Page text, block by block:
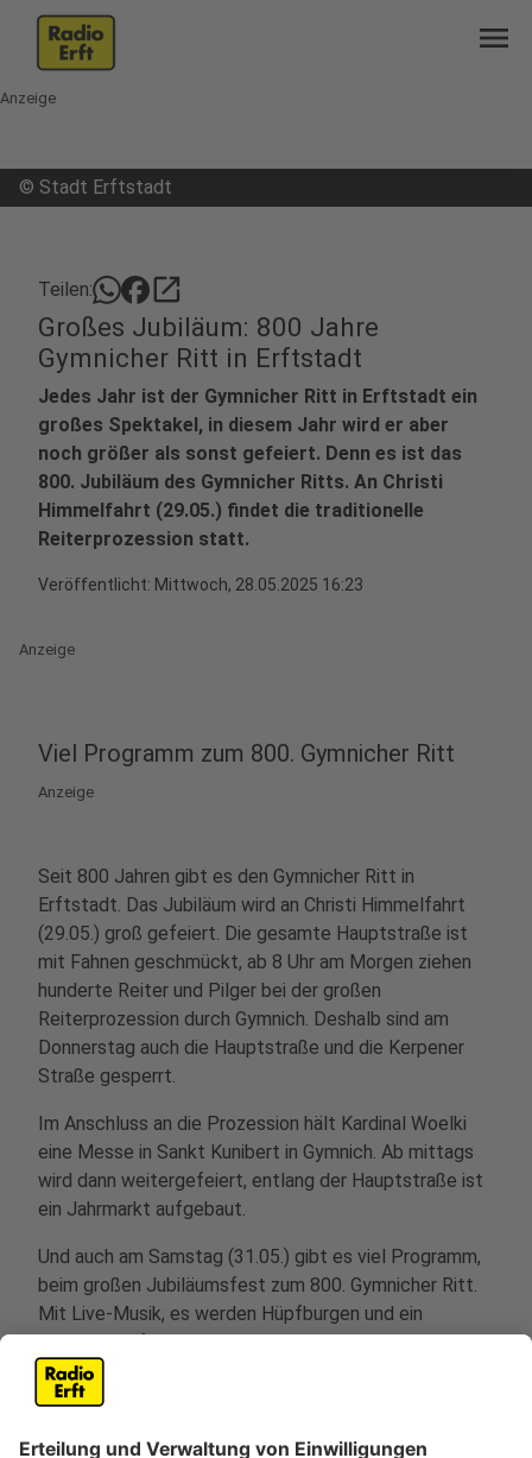
menu
Anzeige
© Stadt Erftstadt
Teilen: open_in_new
Großes Jubiläum: 800 Jahre
Gymnicher Ritt in Erftstadt
Jedes Jahr ist der Gymnicher Ritt in Erftstadt ein
großes Spektakel, in diesem Jahr wird er aber
noch größer als sonst gefeiert. Denn es ist das
800. Jubiläum des Gymnicher Ritts. An Christi
Himmelfahrt (29.05.) findet die traditionelle
Reiterprozession statt.
Veröffentlicht: Mittwoch, 28.05.2025 16:23
Anzeige
Viel Programm zum 800. Gymnicher Ritt
Anzeige
Seit 800 Jahren gibt es den Gymnicher Ritt in
Erftstadt. Das Jubiläum wird an Christi Himmelfahrt
(29.05.) groß gefeiert. Die gesamte Hauptstraße ist
mit Fahnen geschmückt, ab 8 Uhr am Morgen ziehen
hunderte Reiter und Pilger bei der großen
Reiterprozession durch Gymnich. Deshalb sind am
Donnerstag auch die Hauptstraße und die Kerpener
Straße gesperrt.
Im Anschluss an die Prozession hält Kardinal Woelki
eine Messe in Sankt Kunibert in Gymnich. Ab mittags
wird dann weitergefeiert, entlang der Hauptstraße ist
ein Jahrmarkt aufgebaut.
Und auch am Samstag (31.05.) gibt es viel Programm,
beim großen Jubiläumsfest zum 800. Gymnicher Ritt.
Mit Live-Musik, es werden Hüpfburgen und ein
Karussell aufgebaut. Außerdem gibt es ein Hobby
Horsing-Turnier. Alle Infos zum Gymnicher Ritt und das
gesamte Programm gibt es
Anzeige